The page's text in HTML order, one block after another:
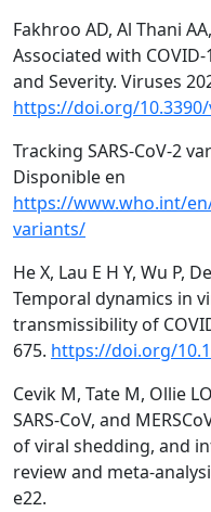
Fakhroo AD, Al Thani
Associated with
and Severity. Viruses
https://doi.org/10.3390/
Tracking SARS-CoV-2
Disponible en
https://www.who.int/
variants/
He X, Lau E H Y, Wu P,
Temporal dynamics in
transmissibility of
675. https://doi.org/
Cevik M, Tate M, Ollie
SARS-CoV, and
of viral shedding, and
review and meta-
e22.